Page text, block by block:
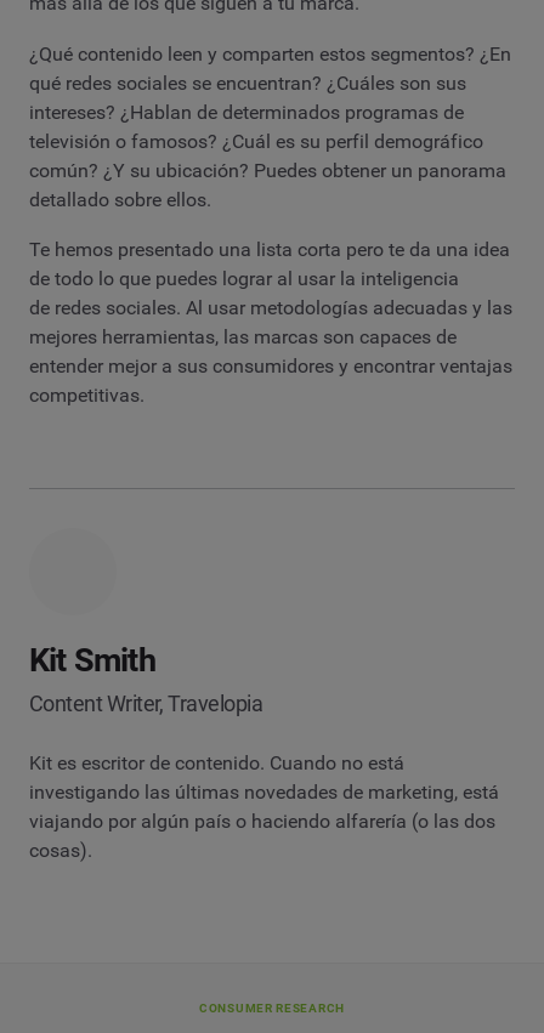
¿Qué contenido leen y comparten estos segmentos? ¿En
qué redes sociales se encuentran? ¿Cuáles son sus
intereses? ¿Hablan de determinados programas de
televisión o famosos? ¿Cuál es su perfil demográfico
común? ¿Y su ubicación? Puedes obtener un panorama
detallado sobre ellos.
Te hemos presentado una lista corta pero te da una idea
de todo lo que puedes lograr al usar la inteligencia
de redes sociales. Al usar metodologías adecuadas y las
mejores herramientas, las marcas son capaces de
entender mejor a sus consumidores y encontrar ventajas
competitivas.
Kit Smith
Content Writer, Travelopia
Kit es escritor de contenido. Cuando no está
investigando las últimas novedades de marketing, está
viajando por algún país o haciendo alfarería (o las dos
cosas).
CONSUMER RESEARCH